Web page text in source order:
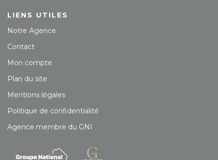
LIENS UTILES
Notre Agence
Contact
Mon compte
Plan du site
Mentions légales
Politique de confidentialité
Agence membre du GNI